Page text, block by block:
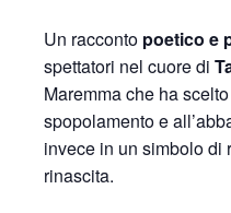
Un racconto poetico e
spettatori nel cuore di
Maremma che ha
spopolamento e
invece in un simbolo di
rinascita.